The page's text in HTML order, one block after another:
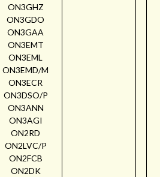
ON3GHZ
ON3GDO
ON3GAA
ON3EMT
ON3EML
ON3EMD/M
ON3ECR
ON3DSO/P
ON3ANN
ON3AGI
ON2RD
ON2LVC/P
ON2FCB
ON2DK